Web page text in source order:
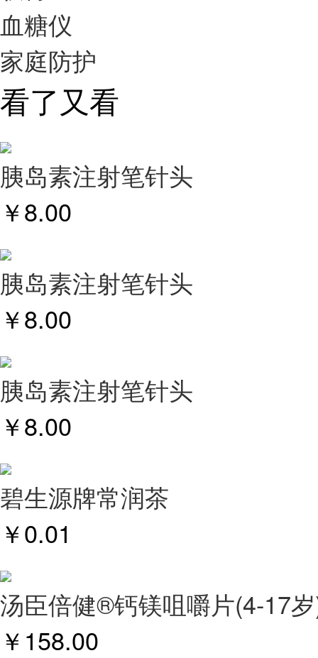
血糖仪
家庭防护
看了又看
胰岛素注射笔针头
￥8.00
胰岛素注射笔针头
￥8.00
胰岛素注射笔针头
￥8.00
碧生源牌常润茶
￥0.01
汤臣倍健®钙镁咀嚼片(4-17
￥ 158.00